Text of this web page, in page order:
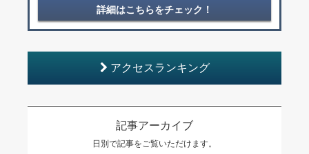
詳細はこちらをチェック！
アクセスランキング
記事アーカイブ
日別で記事をご覧いただけます。